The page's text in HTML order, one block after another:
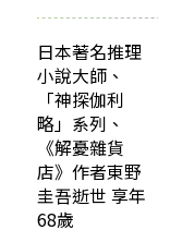
日本著名推理
小說大師、
「神探伽利
略」系列、
《解憂雜貨
店》作者東野
圭吾逝世 享年
68歲